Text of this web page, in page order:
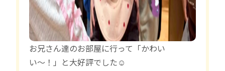
お兄さん達のお部屋に行って「かわい
い〜！」と大好評でした‪‪☺︎‬